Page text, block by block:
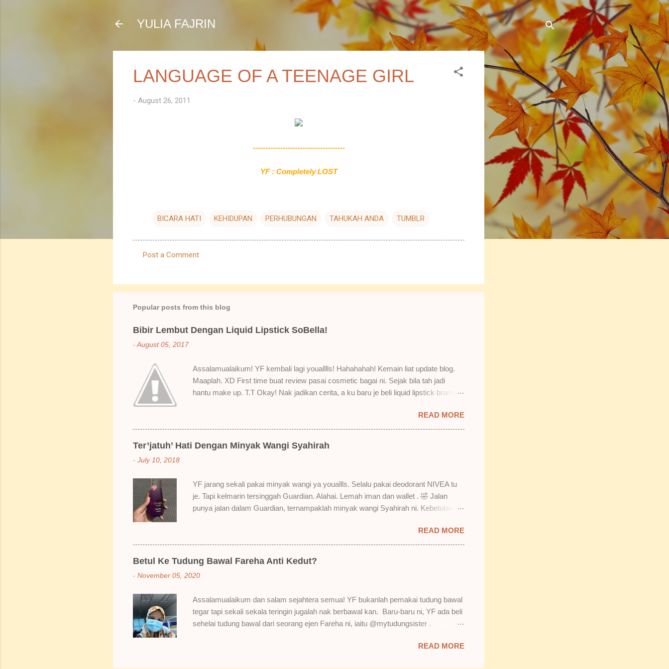
Skip to main content
YULIA FAJRIN
LANGUAGE OF A TEENAGE GIRL
- August 26, 2011
-------------------------------------
YF : Completely LOST
BICARA HATI KEHIDUPAN PERHUBUNGAN TAHUKAH ANDA TUMBLR
m
m
n
t
Post a Comment
Popular posts from this blog
Bibir Lembut Dengan Liquid Lipstick SoBella!
-August 05, 2017
Assalamualaikum! YF kembali lagi youalllls! Hahahahah! Kemain liat update blog.
Maaplah. XD First time buat review pasai cosmetic bagai ni. Sejak bila tah jadi
hantu make up. T.T Okay! Nak jadikan cerita, a ku baru je beli liquid lipstick brand
Rose Makmur Setelah dicuba dengan pelbagai cara, aku jumpa beberapa sebab
kenapa aku suka liquid lipstick ni dan kenapa aku tak berapa suka juga. Tapi mostly
suka gila! Yang part tak suka tu boleh adjust. Don't worry! Aku start dengan yang
elok dulu lah ek! Pros 1) OMG! Ringan gila tekstur dia bila dah kering. Serious! 2)
Sikit sangat. Tapi tak tahu lah kalau dah minum bergelas-gelas dan makan
berpinggan-pinggan. 4) Senang nak cuci. Tak perl...
READ MORE
Ter’jatuh’ Hati Dengan Minyak Wangi Syahirah
- July 10, 2018
YF jarang sekali pakai minyak wangi ya youallls. Selalu pakai deodorant NIVEA tu
je. Tapi kelmarin tersinggah Guardian. Alahai. Lemah iman dan wallet . 🤣 Jalan
punya jalan dalam Guardian, ternampaklah minyak wangi Syahirah ni. Kebetulan
Dah lama tak pakai perfume , ambil lah satu yang warna keunguan ni dengan
redhanya sebab tak tahu lah wangian dia tu tahan lama ke tak. Warna ungu ni
namanya Magnifique ya anak-anak semua. Bau sweet-sweet gitu. Lembut je.
Bertambah plak dengan hasutan adik perempuan. Zassss rembat satu katanya tapi
hakak dia yang bayorrr. 😭 Lepas tu, YF pakailah pergi kerja. So aktiviti tak
bau dia still ada lagi. Wehuuu. YF suka gila kot! Hahahaha! Bukan apa. Kita pun tak
naklah bau diri sendiri masam macam bau budak sekolah balik rumah kan.
Hahahaha. Tapi bau dia memang maintain . Walaupun tak sepekat awa...
READ MORE
Betul Ke Tudung Bawal Fareha Anti Kedut?
- November 05, 2020
Assalamualaikum dan salam sejahtera semua! YF bukanlah pemakai tudung bawal
tegar tapi sekali sekala teringin jugalah nak berbawal kan. Baru-baru ni, YF ada beli
sehelai tudung bawal dari seorang ejen Fareha ni, iaitu @mytudungsister .
sampai dah. Siap ada bagi satu free brooch lagi. Ya Allah. YF terlupa YF tak ada
READ MORE